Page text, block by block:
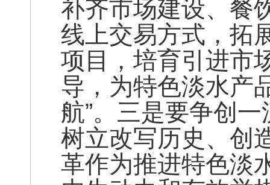
补齐市场建设、餐
线上交易方式，拓
项目，培育引进市
导，为特色淡水产
航”。三是要争创
树立改写历史、创
革作为推进特色淡